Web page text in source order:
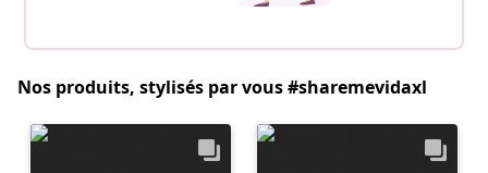
Nos produits, stylisés par vous #sharemevidaxl